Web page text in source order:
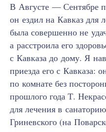
В Августе — Сентябре
он ездил на Кавказ для
была совершенно не
а расстроила его
с Кавказа до дому. Я
приезда его с Кавказа:
по комнате без
прошлого года Т.
для лечения в
Гриневского (на